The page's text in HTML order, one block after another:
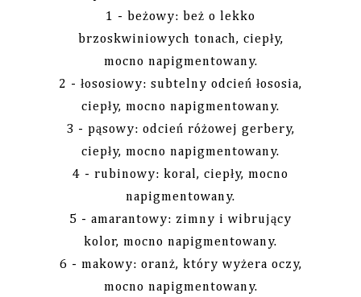
1 - beżowy: beż o lekko
brzoskwiniowych tonach, ciepły,
mocno napigmentowany.
2 - łososiowy: subtelny odcień łososia,
ciepły, mocno napigmentowany.
3 - pąsowy: odcień różowej gerbery,
ciepły, mocno napigmentowany.
4 - rubinowy: koral, ciepły, mocno
napigmentowany.
5 - amarantowy: zimny i wibrujący
kolor, mocno napigmentowany.
6 - makowy: oranż, który wyżera oczy,
mocno napigmentowany.